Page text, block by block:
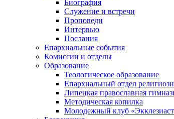
Биография
Служение и встречи
Проповеди
Интервью
Послания
Епархиальные события
Комиссии и отделы
Образование
Теологическое образование
Епархиальный отдел
Липецкая православная
Методическая копилка
Молодежный клуб